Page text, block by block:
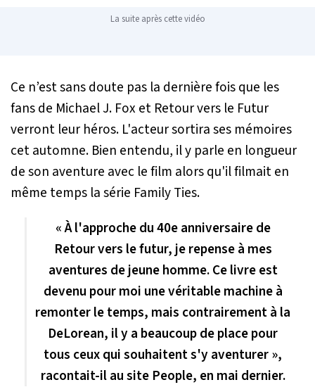
La suite après cette vidéo
Ce n’est sans doute pas la dernière fois que les
fans de Michael J. Fox et Retour vers le Futur
verront leur héros. L'acteur sortira ses mémoires
cet automne. Bien entendu, il y parle en longueur
de son aventure avec le film alors qu'il filmait en
même temps la série Family Ties.
« À l'approche du 40e anniversaire de
Retour vers le futur, je repense à mes
aventures de jeune homme. Ce livre est
devenu pour moi une véritable machine à
remonter le temps, mais contrairement à la
DeLorean, il y a beaucoup de place pour
tous ceux qui souhaitent s'y aventurer »,
racontait-il au site People, en mai dernier.